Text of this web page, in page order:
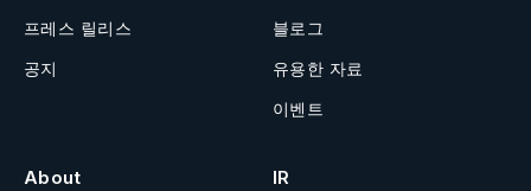
프레스 릴리스
공지
블로그
유용한 자료
이벤트
About IR